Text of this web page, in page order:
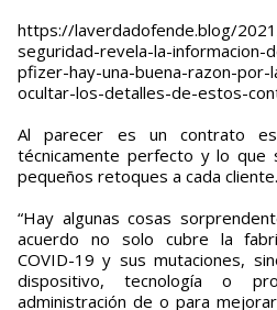
https://laverdadofende.blog/
seguridad-revela-la-informacion-
pfizer-hay-una-buena-razon-
ocultar-los-detalles-de-estos-
Al parecer es un contrato
técnicamente perfecto y lo que
pequeños retoques a cada cliente.
“Hay algunas cosas
acuerdo no solo cubre la
COVID-19 y sus mutaciones,
dispositivo, tecnología o
administración de o para